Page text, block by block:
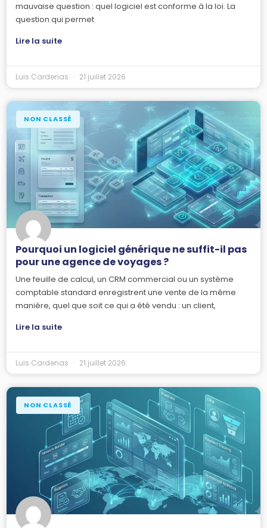
mauvaise question : quel logiciel est conforme à la loi. La
question qui permet
Lire la suite
Luis Cardenas 21 juillet 2026
NON CLASSÉ
Pourquoi un logiciel générique ne suffit-il pas
pour une agence de voyages ?
Une feuille de calcul, un CRM commercial ou un système
comptable standard enregistrent une vente de la même
manière, quel que soit ce qui a été vendu : un client,
Lire la suite
Luis Cardenas 21 juillet 2026
NON CLASSÉ